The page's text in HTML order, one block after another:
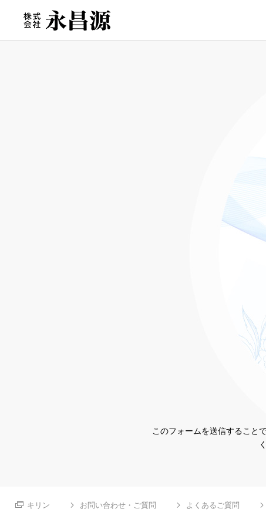
このフォームを送信すること
キリン お問い合わせ・ご質問 よくあるご質問